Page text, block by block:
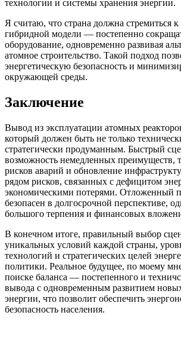
технологии и системы хранения энергии.
Я считаю, что страна должна стремиться
гибридной модели — постепенно
оборудование, одновременно развивая
атомное строительство. Такой подход
энергетическую безопасность и
окружающей среды.
Заключение
Вывод из эксплуатации атомных
который должен быть не только
стратегически продуманным. Быстрый
возможность немедленных преимуществ,
рисков аварий и обновление
рядом рисков, связанных с дефицитом
экономическими потерями. Отложенный
безопасен в долгосрочной перспективе,
большого терпения и финансовых
В конечном итоге, правильный выбор
уникальных условий каждой страны,
технологий и стратегических целей
политики. Реальное будущее, по моему
поиске баланса — постепенного и
вывода с одновременным развитием
энергии, что позволит обеспечить
безопасность населения.